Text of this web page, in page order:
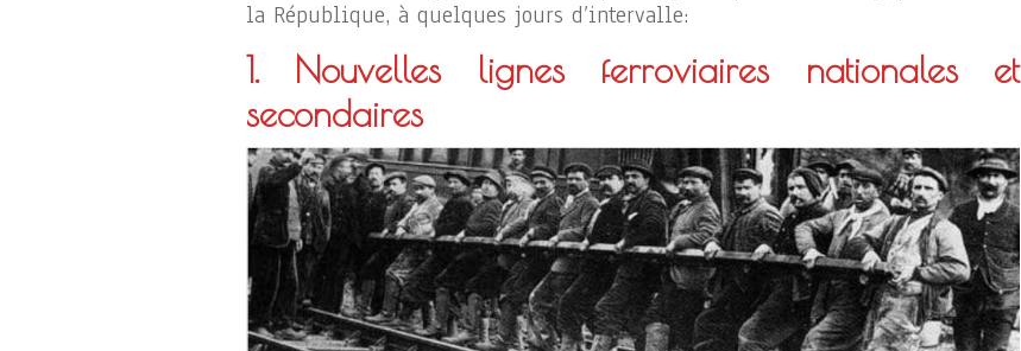
la République, à quelques jours d’intervalle:
1. Nouvelles lignes ferroviaires nationales et
secondaires